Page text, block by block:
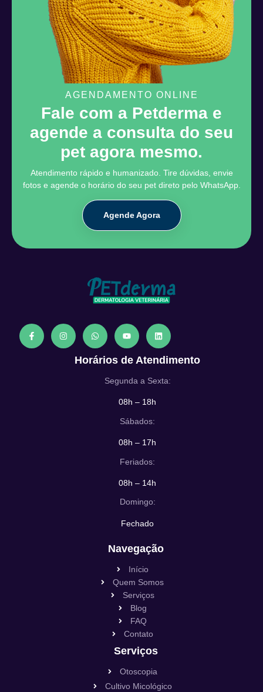
AGENDAMENTO ONLINE
Fale com a Petderma e
agende a consulta do seu
pet agora mesmo.
Atendimento rápido e humanizado. Tire dúvidas, envie
fotos e agende o horário do seu pet direto pelo WhatsApp.
Agende Agora
Horários de Atendimento
Segunda a Sexta:
08h – 18h
Sábados:
08h – 17h
Feriados:
08h – 14h
Domingo:
Fechado
Navegação
Início
Quem Somos
Serviços
Blog
FAQ
Contato
Serviços
Otoscopia
Cultivo Micológico